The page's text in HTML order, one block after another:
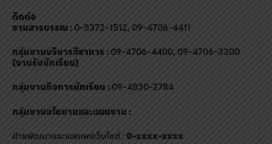
ติดต่อ
งานสารบรรณ :0-5372-1512, 09-4706-4411
กลุ่มงานบริหารวิชาการ :09-4706-4400, 09-4706-3300
(งานรับนักเรียน)
กลุ่มงานกิจการนักเรียน :09-4830-2784
กลุ่มงานนโยบายและแผนงาน :
ฝ่ายพัฒนาและเผยแพร่เว็บไซต์ : 0-xxxx-xxxx